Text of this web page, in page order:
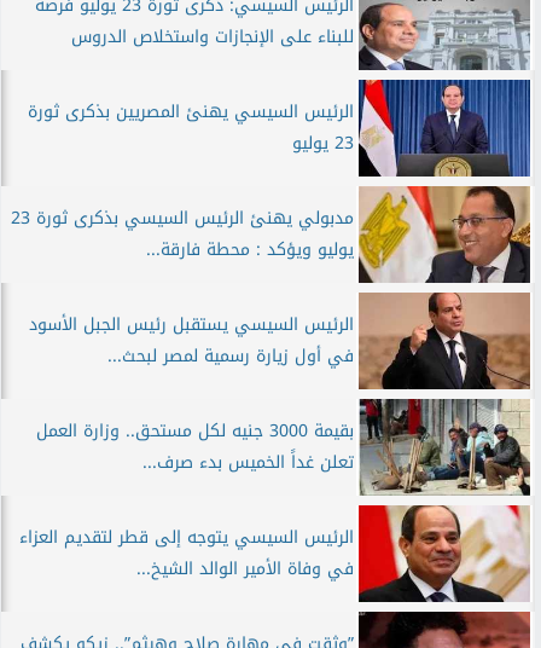
للبناء على الإنجازات واستخلاص الدروس
الرئيس السيسي يهنئ المصريين بذكرى ثورة
23 يوليو
مدبولي يهنئ الرئيس السيسي بذكرى ثورة 23
يوليو ويؤكد : محطة فارقة...
الرئيس السيسي يستقبل رئيس الجبل الأسود
في أول زيارة رسمية لمصر لبحث...
بقيمة 3000 جنيه لكل مستحق.. وزارة العمل
تعلن غداً الخميس بدء صرف...
الرئيس السيسي يتوجه إلى قطر لتقديم العزاء
في وفاة الأمير الوالد الشيخ...